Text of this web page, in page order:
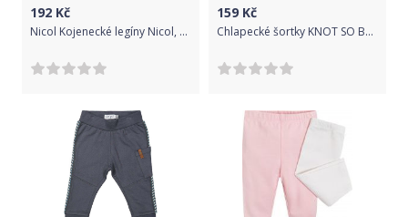
192 Kč
Nicol Kojenecké legíny Nicol, Paula - růžové, vel. 92 92 (18-24m)
159 Kč
Chlapecké šortky KNOT SO BAD LITTLE WAVES modré Velikost: 68